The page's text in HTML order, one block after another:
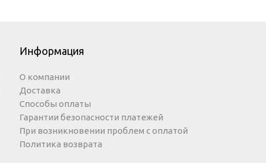
Информация
О компании
Доставка
Способы оплаты
Гарантии безопасности платежей
При возникновении проблем с оплатой
Политика возврата